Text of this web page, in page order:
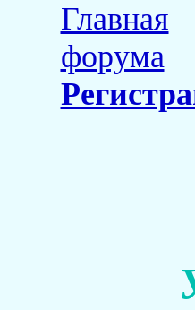
Главная
форума